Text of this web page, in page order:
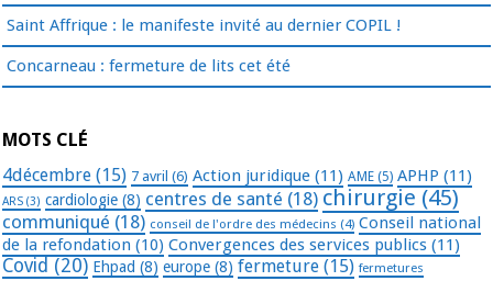
Saint Affrique : le manifeste invité au dernier COPIL !
Concarneau : fermeture de lits cet été
MOTS CLÉ
4décembre (15) 7 avril (6) Action juridique (11) AME (5) APHP (11)
ARS (3) cardiologie (8) centres de santé (18) chirurgie (45)
communiqué (18) conseil de l'ordre des médecins (4) Conseil national
de la refondation (10) Convergences des services publics (11)
Covid (20) Ehpad (8) europe (8) fermeture (15) fermetures